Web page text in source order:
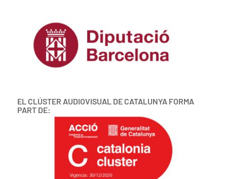
EL CLÚSTER AUDIOVISUAL DE CATALUNYA FORMA
PART DE: